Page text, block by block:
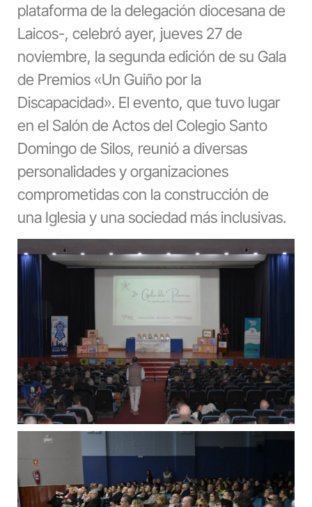
plataforma de la delegación diocesana de
Laicos-, celebró ayer, jueves 27 de
noviembre, la segunda edición de su Gala
de Premios «Un Guiño por la
Discapacidad». El evento, que tuvo lugar
en el Salón de Actos del Colegio Santo
Domingo de Silos, reunió a diversas
personalidades y organizaciones
comprometidas con la construcción de
una Iglesia y una sociedad más inclusivas.